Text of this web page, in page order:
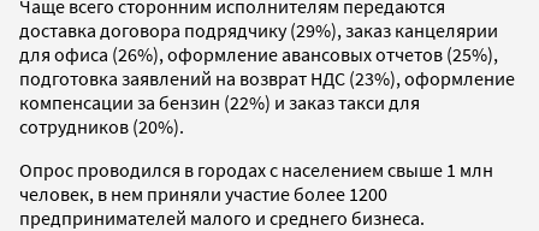
Чаще всего сторонним исполнителям передаются
доставка договора подрядчику (29%), заказ канцелярии
для офиса (26%), оформление авансовых отчетов (25%),
подготовка заявлений на возврат НДС (23%), оформление
компенсации за бензин (22%) и заказ такси для
сотрудников (20%).
Опрос проводился в городах с населением свыше 1 млн
человек, в нем приняли участие более 1200
предпринимателей малого и среднего бизнеса.